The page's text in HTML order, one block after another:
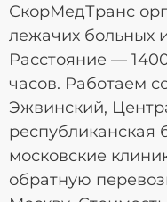
СкорМедТранс
лежачих больных
Расстояние —
часов. Работаем
Эжвинский,
республиканская
московские
обратную